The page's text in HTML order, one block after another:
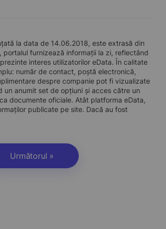
la data de 14.06.2018, este extrasă din
furnizează informații la zi, reflectând
interes utilizatorilor eData. În calitate
număr de contact, poștă electronică,
despre companie pot fi vizualizate
anumit set de opțiuni și acces către un
documente oficiale. Atât platforma eData,
publicate pe site. Dacă au fost
Următorul »